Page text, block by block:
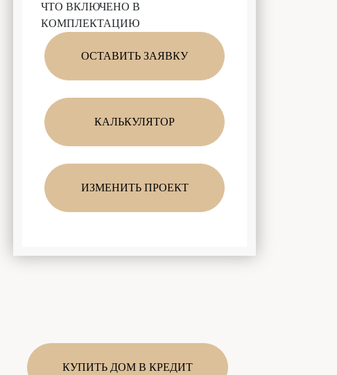
ЧТО ВКЛЮЧЕНО В
КОМПЛЕКТАЦИЮ
ОСТАВИТЬ ЗАЯВКУ
КАЛЬКУЛЯТОР
ИЗМЕНИТЬ ПРОЕКТ
КУПИТЬ ДОМ В КРЕДИТ